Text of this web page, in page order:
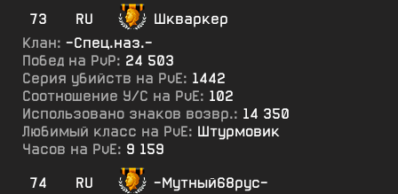
73
RU
Шкваркер
Клан: -Спец.наз.-
Побед на PvP: 24 503
Серия убийств на PvE: 1442
Соотношение У/С на PvE: 102
Использовано знаков возвр.: 14 350
Любимый класс на PvE: Штурмовик
Часов на PvE: 9 159
74
RU
-Мутный68рус-